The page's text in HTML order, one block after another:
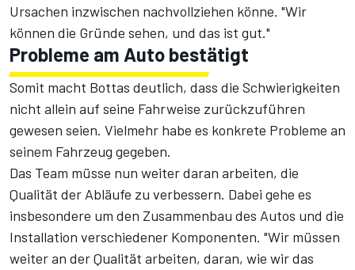
Ursachen inzwischen nachvollziehen könne. "Wir
können die Gründe sehen, und das ist gut."
Probleme am Auto bestätigt
Somit macht Bottas deutlich, dass die Schwierigkeiten
nicht allein auf seine Fahrweise zurückzuführen
gewesen seien. Vielmehr habe es konkrete Probleme an
seinem Fahrzeug gegeben.
Das Team müsse nun weiter daran arbeiten, die
Qualität der Abläufe zu verbessern. Dabei gehe es
insbesondere um den Zusammenbau des Autos und die
Installation verschiedener Komponenten. "Wir müssen
weiter an der Qualität arbeiten, daran, wie wir das